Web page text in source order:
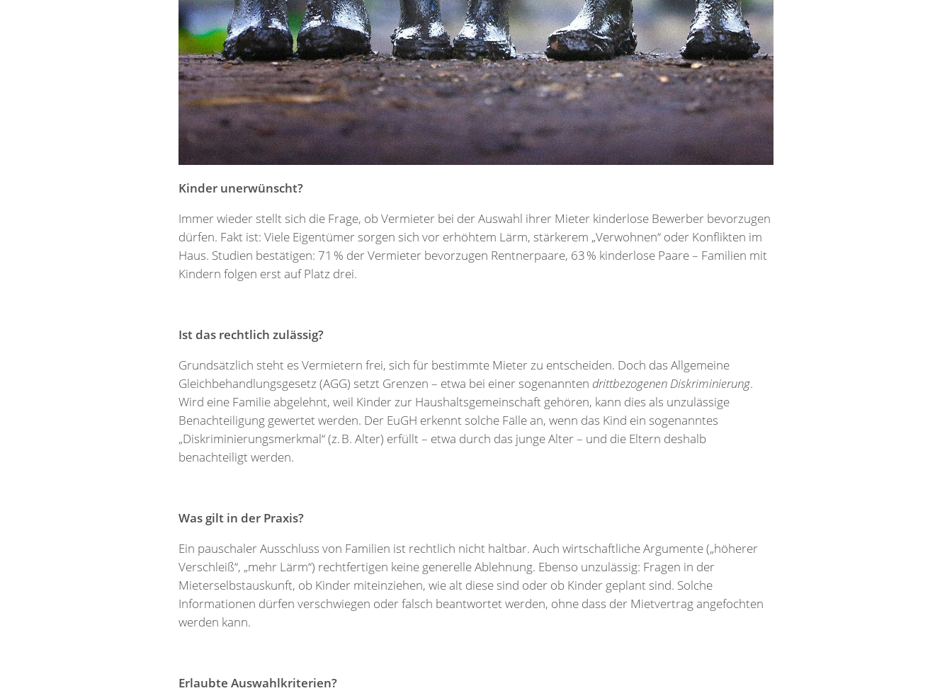
Kinder unerwünscht?
Immer wieder stellt sich die Frage, ob Vermieter bei der Auswahl ihrer Mieter kinderlose Bewerber bevorzugen
dürfen. Fakt ist: Viele Eigentümer sorgen sich vor erhöhtem Lärm, stärkerem „Verwohnen“ oder Konflikten im
Haus. Studien bestätigen: 71 % der Vermieter bevorzugen Rentnerpaare, 63 % kinderlose Paare – Familien mit
Kindern folgen erst auf Platz drei.
Ist das rechtlich zulässig?
Grundsätzlich steht es Vermietern frei, sich für bestimmte Mieter zu entscheiden. Doch das Allgemeine
Gleichbehandlungsgesetz (AGG) setzt Grenzen – etwa bei einer sogenannten drittbezogenen Diskriminierung.
Wird eine Familie abgelehnt, weil Kinder zur Haushaltsgemeinschaft gehören, kann dies als unzulässige
Benachteiligung gewertet werden. Der EuGH erkennt solche Fälle an, wenn das Kind ein sogenanntes
„Diskriminierungsmerkmal“ (z. B. Alter) erfüllt – etwa durch das junge Alter – und die Eltern deshalb
benachteiligt werden.
Was gilt in der Praxis?
Ein pauschaler Ausschluss von Familien ist rechtlich nicht haltbar. Auch wirtschaftliche Argumente („höherer
Verschleiß“, „mehr Lärm“) rechtfertigen keine generelle Ablehnung. Ebenso unzulässig: Fragen in der
Mieterselbstauskunft, ob Kinder miteinziehen, wie alt diese sind oder ob Kinder geplant sind. Solche
Informationen dürfen verschwiegen oder falsch beantwortet werden, ohne dass der Mietvertrag angefochten
werden kann.
Erlaubte Auswahlkriterien?